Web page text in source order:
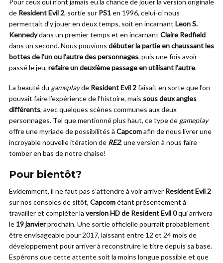
Pour ceux qui n’ont jamais eu la chance de jouer la version originale
de Resident Evil 2, sortie sur PS1en 1996, celui-ci nous
permettait d’y jouer en deux temps, soit en incarnant Leon S.
Kennedydans un premier temps et en incarnant Claire Redfield
dans un second. Nous pouvions débuter la partie en chaussant les
bottes de l’un ou l’autre des personnages, puis une fois avoir
passé le jeu, refaire un deuxième passage en utilisant l’autre.
La beauté du gameplayde Resident Evil 2faisait en sorte que l’on
pouvait faire l’expérience de l’histoire, mais sous deux angles
différents, avec quelques scènes communes aux deux
personnages. Tel que mentionné plus haut, ce type de gameplay
offre une myriade de possibilités à Capcomafin de nous livrer une
incroyable nouvelle itération de RE2, une version à nous faire
tomber en bas de notre chaise!
Pour bientôt?
Évidemment, il ne faut pas s’attendre à voir arriver Resident Evil 2
sur nos consoles de sitôt, Capcométant présentement à
travailler et compléter la version HD de Resident Evil 0qui arrivera
le 19 janvierprochain. Une sortie officielle pourrait probablement
être envisageable pour 2017, laissant entre 12 et 24 mois de
développement pour arriver à reconstruire le titre depuis sa base.
Espérons que cette attente soit la moins longue possible et que